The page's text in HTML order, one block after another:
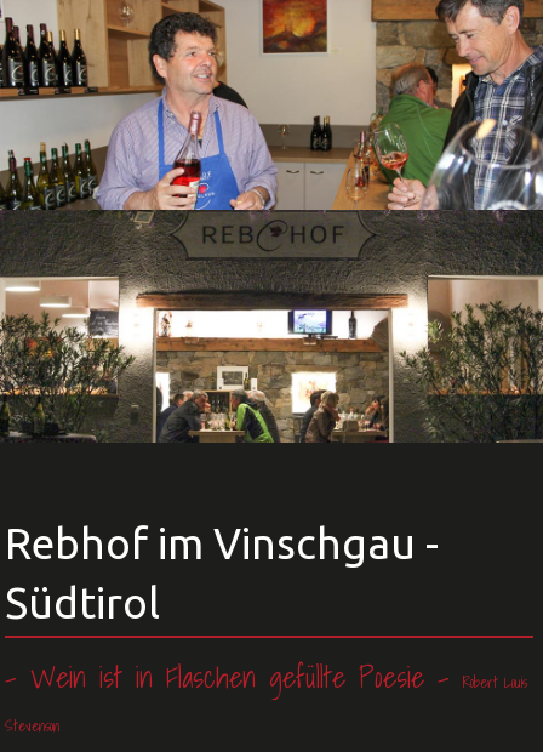
Rebhof im Vinschgau -
Südtirol
- Wein ist in Flaschen gefüllte Poesie -
Robert Louis
Stevenson